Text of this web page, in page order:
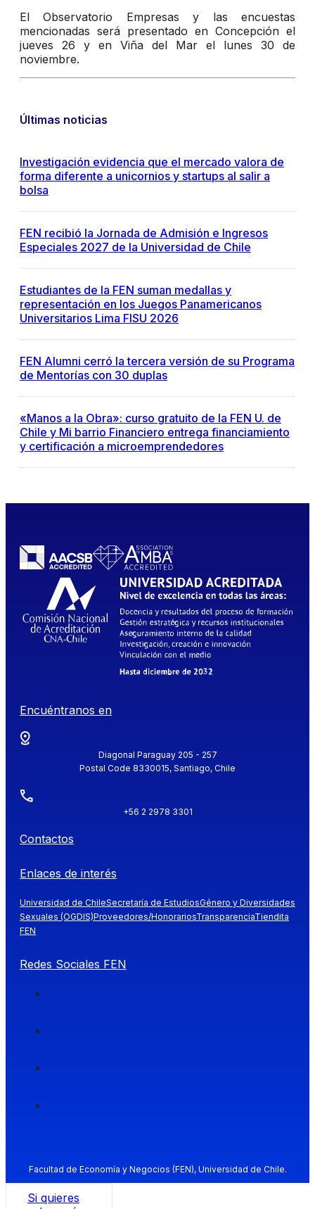
El Observatorio Empresas y las encuestas
mencionadas será presentado en Concepción el
jueves 26 y en Viña del Mar el lunes 30 de
noviembre.
Últimas noticias
Investigación evidencia que el mercado valora de
forma diferente a unicornios y startups al salir a
bolsa
FEN recibió la Jornada de Admisión e Ingresos
Especiales 2027 de la Universidad de Chile
Estudiantes de la FEN suman medallas y
representación en los Juegos Panamericanos
Universitarios Lima FISU 2026
FEN Alumni cerró la tercera versión de su Programa
de Mentorías con 30 duplas
«Manos a la Obra»: curso gratuito de la FEN U. de
Chile y Mi barrio Financiero entrega financiamiento
y certificación a microemprendedores
Encuéntranos en
Diagonal Paraguay 205 - 257
Postal Code 8330015, Santiago, Chile
+56 2 2978 3301
Contactos
Enlaces de interés
Universidad de ChileSecretaría de EstudiosGénero y Diversidades
Sexuales (OGDIS)Proveedores/HonorariosTransparenciaTiendita
FEN
Redes Sociales FEN
Facultad de Economía y Negocios (FEN), Universidad de Chile.
Si quieres